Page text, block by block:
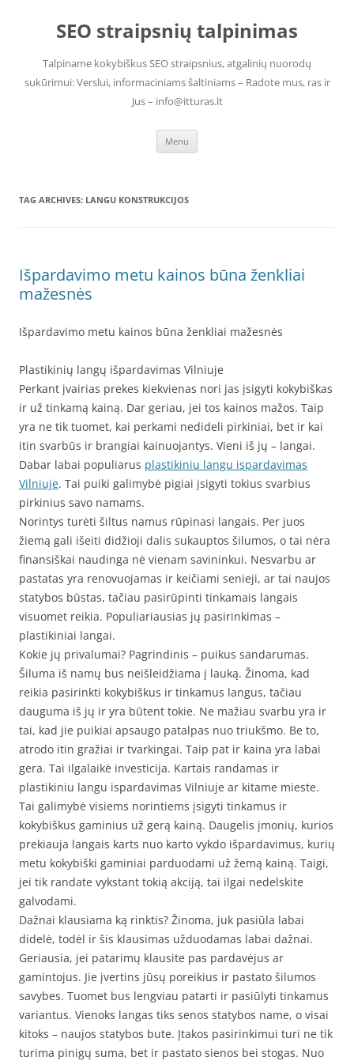
contentSEO straipsnių talpinimas
Talpiname kokybiškus SEO straipsnius, atgalinių nuorodų
sukūrimui: Verslui, informaciniams šaltiniams – Radote mus, ras ir
Jus – info@itturas.lt
Menu
TAG ARCHIVES: LANGU KONSTRUKCIJOS
Išpardavimo metu kainos būna ženkliai
mažesnės
Išpardavimo metu kainos būna ženkliai mažesnės
Plastikinių langų išpardavimas Vilniuje
Perkant įvairias prekes kiekvienas nori jas įsigyti kokybiškas
ir už tinkamą kainą. Dar geriau, jei tos kainos mažos. Taip
yra ne tik tuomet, kai perkami nedideli pirkiniai, bet ir kai
itin svarbūs ir brangiai kainuojantys. Vieni iš jų – langai.
Dabar labai populiarus plastikiniu langu ispardavimas
Vilniuje. Tai puiki galimybė pigiai įsigyti tokius svarbius
pirkinius savo namams.
Norintys turėti šiltus namus rūpinasi langais. Per juos
žiemą gali išeiti didžioji dalis sukauptos šilumos, o tai nėra
finansiškai naudinga nė vienam savininkui. Nesvarbu ar
pastatas yra renovuojamas ir keičiami senieji, ar tai naujos
statybos būstas, tačiau pasirūpinti tinkamais langais
visuomet reikia. Populiariausias jų pasirinkimas –
plastikiniai langai.
Kokie jų privalumai? Pagrindinis – puikus sandarumas.
Šiluma iš namų bus neišleidžiama į lauką. Žinoma, kad
reikia pasirinkti kokybiškus ir tinkamus langus, tačiau
dauguma iš jų ir yra būtent tokie. Ne mažiau svarbu yra ir
tai, kad jie puikiai apsaugo patalpas nuo triukšmo. Be to,
atrodo itin gražiai ir tvarkingai. Taip pat ir kaina yra labai
gera. Tai ilgalaikė investicija. Kartais randamas ir
plastikiniu langu ispardavimas Vilniuje ar kitame mieste.
Tai galimybė visiems norintiems įsigyti tinkamus ir
kokybiškus gaminius už gerą kainą. Daugelis įmonių, kurios
prekiauja langais karts nuo karto vykdo išpardavimus, kurių
metu kokybiški gaminiai parduodami už žemą kainą. Taigi,
jei tik randate vykstant tokią akciją, tai ilgai nedelskite
galvodami.
Dažnai klausiama ką rinktis? Žinoma, juk pasiūla labai
didelė, todėl ir šis klausimas užduodamas labai dažnai.
Geriausia, jei patarimų klausite pas pardavėjus ar
gamintojus. Jie įvertins jūsų poreikius ir pastato šilumos
savybes. Tuomet bus lengviau patarti ir pasiūlyti tinkamus
variantus. Vienoks langas tiks senos statybos name, o visai
kitoks – naujos statybos bute. Įtakos pasirinkimui turi ne tik
turima pinigų suma, bet ir pastato sienos bei stogas. Nuo